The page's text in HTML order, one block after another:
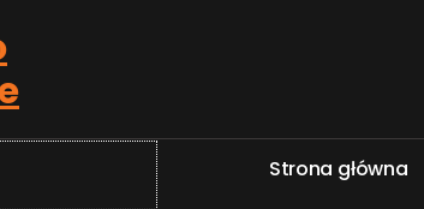
Strona główna